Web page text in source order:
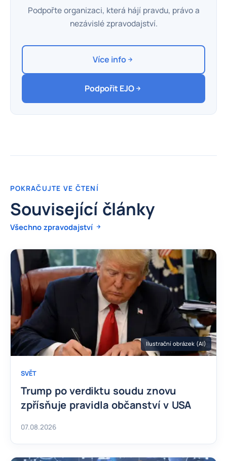
Podpořte organizaci, která hájí pravdu, právo a
nezávislé zpravodajství.
Více info
Podpořit EJO
POKRAČUJTE VE ČTENÍ
Související články
Všechno zpravodajství
Ilustrační obrázek (AI)
SVĚT
Trump po verdiktu soudu znovu
zpřísňuje pravidla občanství v USA
07.08.2026